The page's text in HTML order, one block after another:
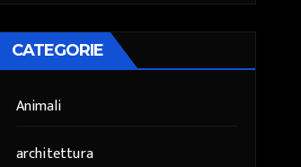
CATEGORIE
Animali
architettura